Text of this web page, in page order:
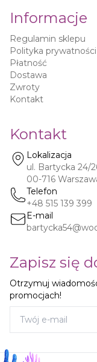
Informacje
Regulamin sklepu
Polityka prywatności
Płatność
Dostawa
Zwroty
Kontakt
Kontakt
Lokalizacja
ul. Bartycka 24/
00-716
Telefon
+48 515 139 399
E-mail
Zapisz się
Otrzymuj
promocjach!